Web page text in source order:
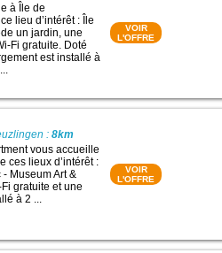
à Île de
lieu d’intérêt : Île
un jardin, une
Fi gratuite. Doté
est installé à
VOIR
L'OFFRE
:8km
vous accueille
ces lieux d’intérêt :
Museum Art &
gratuite et une
à 2 ...
VOIR
L'OFFRE